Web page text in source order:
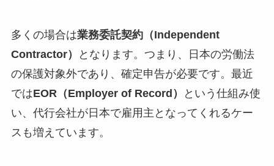
多くの場合は業務委託契約（Independent
Contractor）
となります。つまり、日本の労働法
の保護対象外であり、確定申告が必要です。最近
ではEOR（Employer of Record）
という仕組み使
い、代行会社が日本で雇用主となってくれるケー
スも増えています。